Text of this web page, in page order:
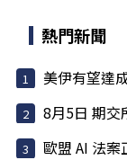
熱門新聞
美伊有望達
8月5日 期交
歐盟 AI 法案